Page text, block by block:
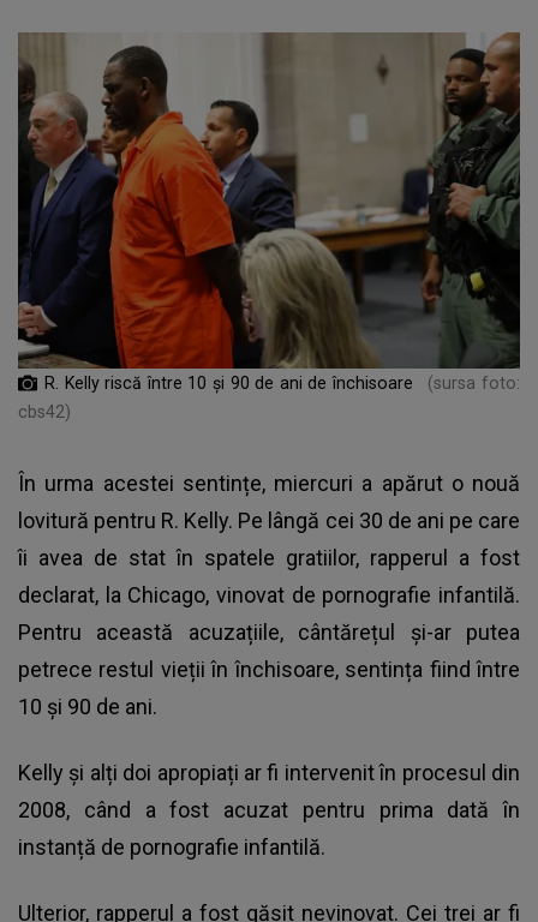
R. Kelly riscă între 10 și 90 de ani de închisoare
(sursa foto:
cbs42)
În urma acestei sentințe, miercuri a apărut o nouă
lovitură pentru R. Kelly. Pe lângă cei 30 de ani pe care
îi avea de stat în spatele gratiilor, rapperul a fost
declarat, la Chicago, vinovat de pornografie infantilă.
Pentru această acuzațiile, cântărețul și-ar putea
petrece restul vieții în închisoare, sentința fiind între
10 și 90 de ani.
Kelly și alți doi apropiați ar fi intervenit în procesul din
2008, când a fost acuzat pentru prima dată în
instanță de pornografie infantilă.
Ulterior, rapperul a fost găsit nevinovat. Cei trei ar fi